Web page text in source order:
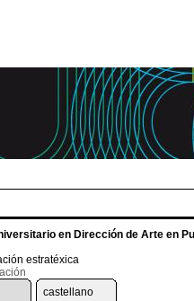
en Dirección de Arte en
estratéxica
castellano